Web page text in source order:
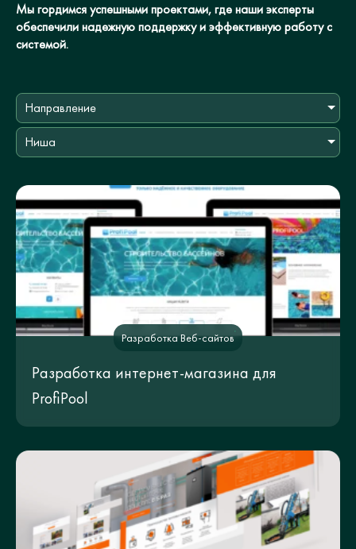
Мы гордимся успешными проектами, где наши эксперты
обеспечили надежную поддержку и эффективную работу с
системой.
Направление
Ниша
Разработка Веб-сайтов
Разработка интернет-магазина для
ProfiPool